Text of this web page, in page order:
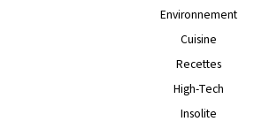
Environnement
Cuisine
Recettes
High-Tech
Insolite